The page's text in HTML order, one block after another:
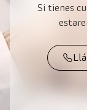
Si tienes